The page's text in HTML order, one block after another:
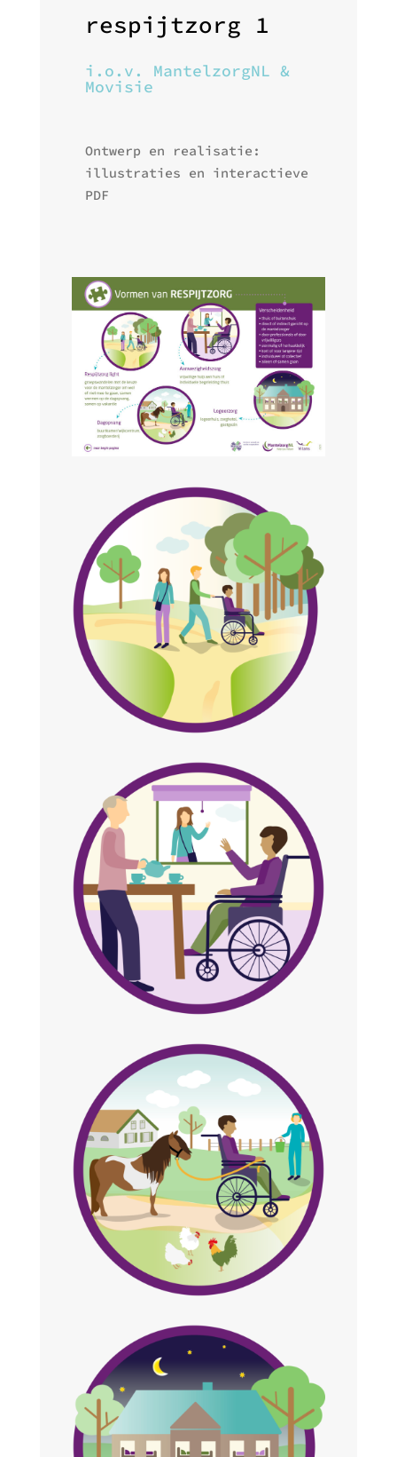
respijtzorg 1
i.o.v. MantelzorgNL &
Movisie
Ontwerp en realisatie:
illustraties en interactieve
PDF